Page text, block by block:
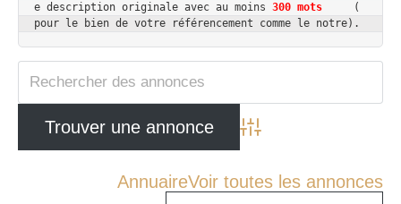
e description originale avec au moins 300 mots
     (
pour le bien de votre référencement comme le notre).
Advanced Search
AnnuaireVoir toutes les annonces